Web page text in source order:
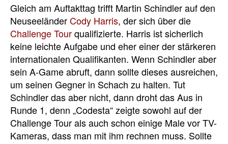
Gleich am Auftakttag trifft Martin Schindler auf den
NeuseeländerCody Harris, der sich über die
Challenge Tourqualifizierte. Harris ist sicherlich
keine leichte Aufgabe und eher einer der stärkeren
internationalen Qualifikanten. Wenn Schindler aber
sein A-Game abruft, dann sollte dieses ausreichen,
um seinen Gegner in Schach zu halten. Tut
Schindler das aber nicht, dann droht das Aus in
Runde 1, denn „Codesta“ zeigte sowohl auf der
Challenge Tour als auch schon einige Male vor TV-
Kameras, dass man mit ihm rechnen muss. Sollte